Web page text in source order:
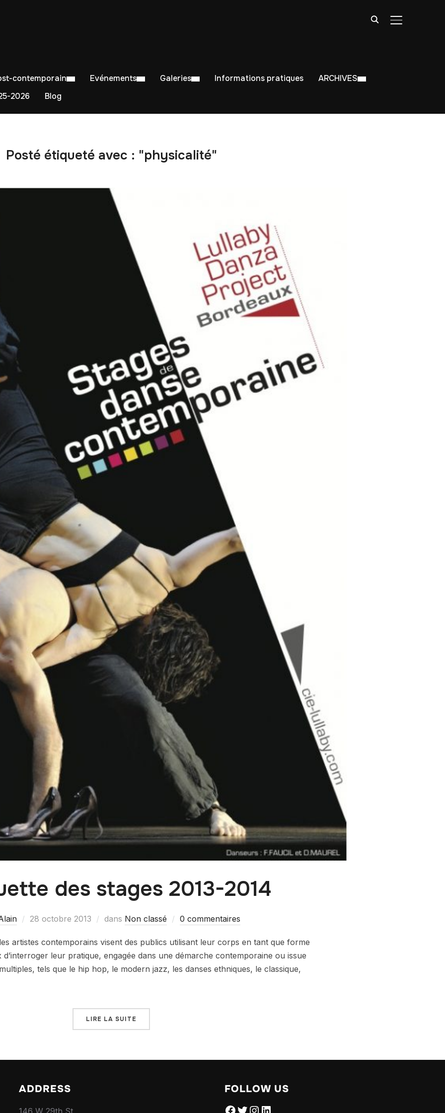
BASCULER
contemporain Evénements Galeries Informations pratiques
ARCHIVES
2026
Blog
Posté étiqueté avec : "physicalité"
des stages 2013-2014
28 octobre 2013 dans Non classé 0 commentaires
artistes contemporains visent des publics utilisant leur corps en tant que forme
d’interroger leur pratique, engagée dans une démarche contemporaine ou issue
tels que le hip hop, le modern jazz, les danses ethniques, le classique,
LIRE LA SUITE
ADDRESS FOLLOW US
Facebook
Twitter
Instagram
LinkedIn